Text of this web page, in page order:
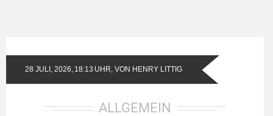
28 JULI, 2026, 18:13 UHR, VON HENRY LITTIG
ALLGEMEIN